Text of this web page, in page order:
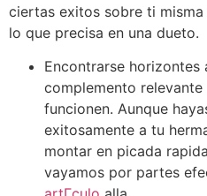
ciertas exitos sobre ti
lo que precisa en una dueto.
Encontrarse horizontes
complemento
funcionen. Aunque
exitosamente a tu
montar en picada
vayamos por partes